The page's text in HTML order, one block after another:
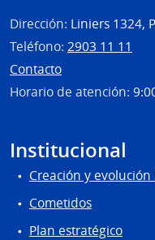
Dirección: Liniers 1324,
Teléfono: 2903 11 11
Contacto
Horario de atención:
Institucional
Creación y evolución
Cometidos
Plan estratégico